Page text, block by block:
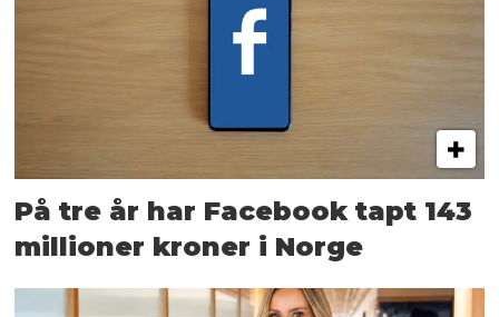
På tre år har Facebook tapt 143
millioner kroner i Norge